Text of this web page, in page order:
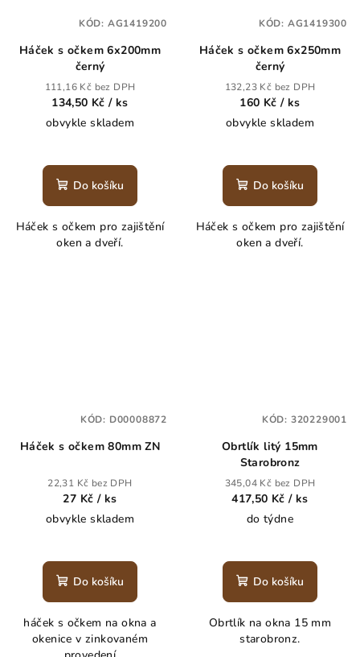
Háček s očkem 6x200mm
černý
111,16 Kč bez DPH
134,50 Kč/ ks
obvykle skladem
Do košíku
Háček s očkem pro zajištění
oken a dveří.
KÓD: AG1419200
Háček s očkem 6x250mm
černý
132,23 Kč bez DPH
160 Kč/ ks
obvykle skladem
Do košíku
Háček s očkem pro zajištění
oken a dveří.
KÓD: AG1419300
Háček s očkem 80mm ZN
22,31 Kč bez DPH
27 Kč / ks
obvykle skladem
Do košíku
háček s očkem na okna a
okenice v zinkovaném
KÓD: D00008872
Obrtlík litý 15mm
Starobronz
345,04 Kč bez DPH
417,50 Kč/ ks
do týdne
Do košíku
Obrtlík na okna 15 mm
starobronz.
KÓD: 320229001